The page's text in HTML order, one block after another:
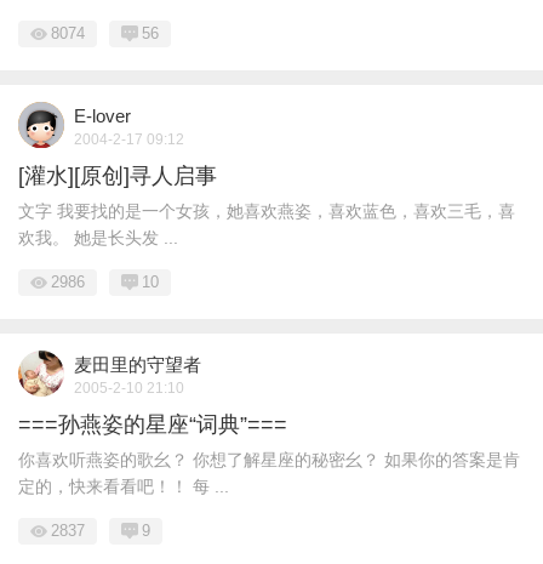
8074 56
E-lover
2004-2-17 09:12
[灌水][原创]寻人启事
文字 我要找的是一个女孩，她喜欢燕姿，喜欢蓝色，喜欢三毛，喜
欢我。 她是长头发 ...
2986 10
麦田里的守望者
2005-2-10 21:10
===孙燕姿的星座“词典”===
你喜欢听燕姿的歌幺？ 你想了解星座的秘密幺？ 如果你的答案是肯
定的，快来看看吧！！ 每 ...
2837 9